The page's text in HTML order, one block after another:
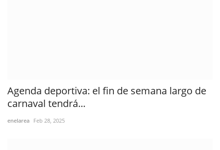
Agenda deportiva: el fin de semana largo de
carnaval tendrá...
enelarea Feb 28, 2025